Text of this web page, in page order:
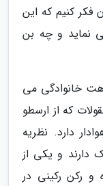
کنیم که این
نماید و چه بن
خانوادگی می
که از ارسطو
دارد. نظریه
دارند و یکی از
و رکن رکینی در